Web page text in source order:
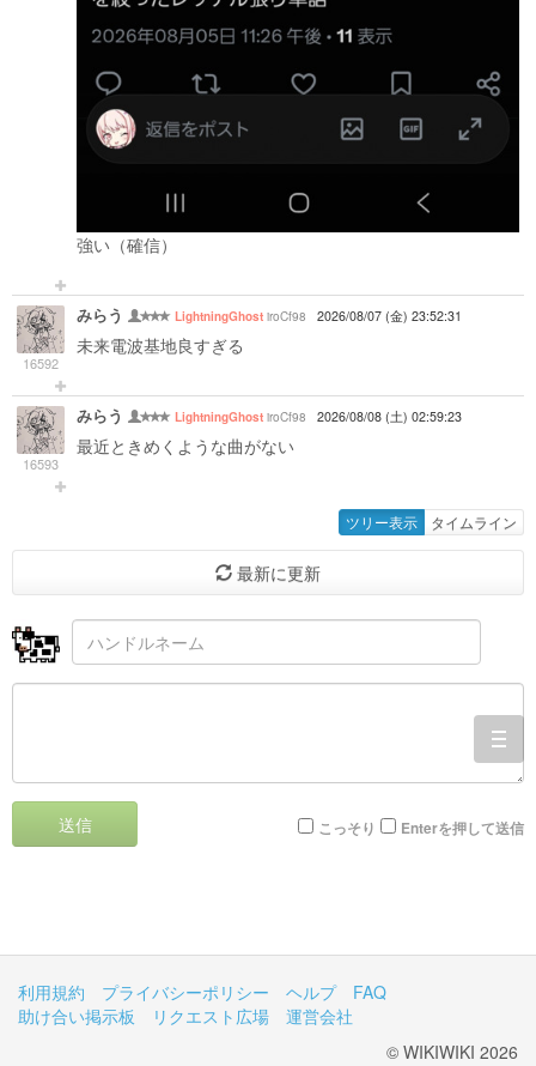
強い（確信）
16592
みらう LightningGhost iroCf98 2026/08/07 (金) 23:52:31
未来電波基地良すぎる
16593
みらう LightningGhost iroCf98 2026/08/08 (土) 02:59:23
最近ときめくような曲がない
ツリー表示 タイムライン
最新に更新
送信 こっそり Enterを押して送信
利用規約 プライバシーポリシー ヘルプ
FAQ
助け合い掲示板
リクエスト広場
運営会社
© WIKIWIKI 2026